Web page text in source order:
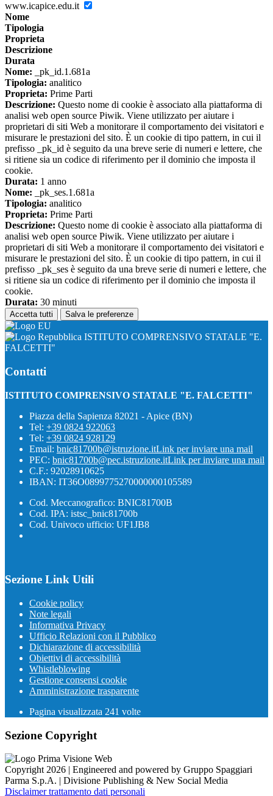
www.icapice.edu.it
Nome
Tipologia
Proprieta
Descrizione
Durata
Nome: _pk_id.1.681a
Tipologia: analitico
Proprieta: Prime Parti
Descrizione: Questo nome di cookie è associato alla piattaforma di
analisi web open source Piwik. Viene utilizzato per aiutare i
proprietari di siti Web a monitorare il comportamento dei visitatori e
misurare le prestazioni del sito. È un cookie di tipo pattern, in cui il
prefisso _pk_id è seguito da una breve serie di numeri e lettere, che
si ritiene sia un codice di riferimento per il dominio che imposta il
cookie.
Durata: 1 anno
Nome: _pk_ses.1.681a
Tipologia: analitico
Proprieta: Prime Parti
Descrizione: Questo nome di cookie è associato alla piattaforma di
analisi web open source Piwik. Viene utilizzato per aiutare i
proprietari di siti Web a monitorare il comportamento dei visitatori e
misurare le prestazioni del sito. È un cookie di tipo pattern, in cui il
prefisso _pk_ses è seguito da una breve serie di numeri e lettere, che
si ritiene sia un codice di riferimento per il dominio che imposta il
cookie.
Durata: 30 minuti
Accetta tutti Salva le preferenze
ISTITUTO COMPRENSIVO STATALE "E.
FALCETTI"
Contatti
ISTITUTO COMPRENSIVO STATALE "E. FALCETTI"
Piazza della Sapienza 82021 - Apice (BN)
Tel: +39 0824 922063
Tel: +39 0824 928129
Email: bnic81700b@istruzione.itLink per inviare una mail
PEC: bnic81700b@pec.istruzione.itLink per inviare una mail
C.F.: 92028910625
IBAN: IT36O0899775270000000105589
Cod. Meccanografico: BNIC81700B
Cod. IPA: istsc_bnic81700b
Cod. Univoco ufficio: UF1JB8
Sezione Link Utili
Cookie policy
Note legali
Informativa Privacy
Ufficio Relazioni con il Pubblico
Dichiarazione di accessibilità
Obiettivi di accessibilità
Whistleblowing
Gestione consensi cookie
Amministrazione trasparente
Pagina visualizzata 241 volte
Sezione Copyright
Copyright 2026 | Engineered and powered by Gruppo Spaggiari
Parma S.p.A. | Divisione Publishing & New Social Media
Disclaimer trattamento dati personali